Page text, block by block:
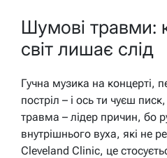
Шумові травми:
світ лишає слід
Гучна музика на концерті,
постріл – і ось ти чуєш
травма – лідер причин, бо
внутрішнього вуха, які не
Cleveland Clinic, це